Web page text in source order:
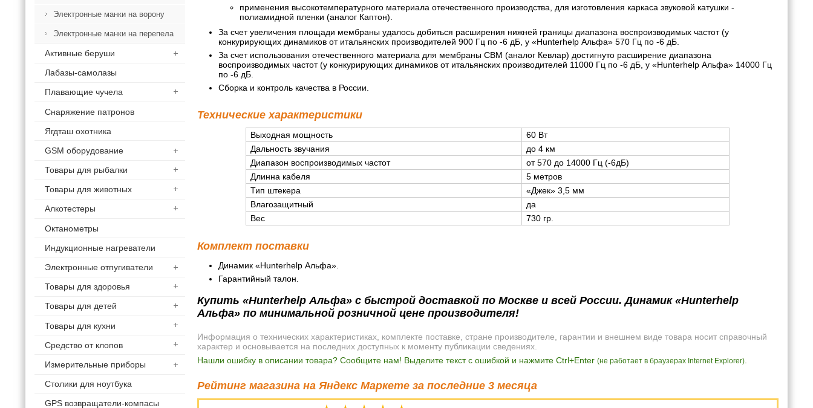
Электронные манки на ворону
Электронные манки на перепела
Активные беруши
Лабазы-самолазы
Плавающие чучела
Снаряжение патронов
Ягдташ охотника
GSM оборудование
Товары для рыбалки
Товары для животных
Алкотестеры
Октанометры
Индукционные нагреватели
Электронные отпугиватели
Товары для здоровья
Товары для детей
Товары для кухни
Средство от клопов
Измерительные приборы
Столики для ноутбука
GPS возвращатели-компасы
применения высокотемпературного материала отечественного производства, для изготовления каркаса звуковой катушки -
полиамидной пленки (аналог Каптон).
За счет увеличения площади мембраны удалось добиться расширения нижней границы диапазона воспроизводимых частот (у
конкурирующих динамиков от итальянских производителей 900 Гц по -6 дБ, у «Hunterhelp Альфа» 570 Гц по -6 дБ.
За счет использования отечественного материала для мембраны СВМ (аналог Кевлар) достигнуто расширение диапазона
воспроизводимых частот (у конкурирующих динамиков от итальянских производителей 11000 Гц по -6 дБ, у «Hunterhelp Альфа» 14000 Гц
по -6 дБ.
Сборка и контроль качества в России.
Технические характеристики
Выходная мощность
60 Вт
Дальность звучания
до 4 км
Диапазон воспроизводимых частот
от 570 до 14000 Гц (-6дБ)
Длинна кабеля
5 метров
Тип штекера
«Джек» 3,5 мм
Влагозащитный
да
Вес
730 гр.
Комплект поставки
Динамик «Hunterhelp Альфа».
Гарантийный талон.
Купить «Hunterhelp Альфа» с быстрой доставкой по Москве и всей России. Динамик «Hunterhelp
Альфа» по минимальной розничной цене производителя!
Информация о технических характеристиках, комплекте поставке, стране производителе, гарантии и внешнем виде товара носит справочный
характер и основывается на последних доступных к моменту публикации сведениях.
Нашли ошибку в описании товара? Сообщите нам! Выделите текст с ошибкой и нажмите Ctrl+Enter (не работает в браузерах Internet Explorer).
Рейтинг магазина на Яндекс Маркете за последние 3 месяца